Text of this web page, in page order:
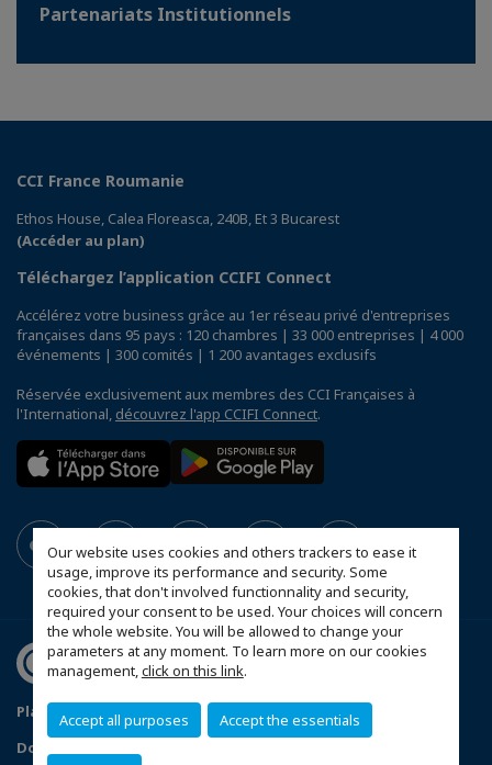
Our website uses cookies and others trackers to ease it
usage, improve its performance and security. Some
cookies, that don't involved functionnality and security,
required your consent to be used. Your choices will concern
the whole website. You will be allowed to change your
parameters at any moment. To learn more on our cookies
management,click on this link.
Accept all purposes Accept the essentials
Partenariats Institutionnels
CCI France Roumanie
Ethos House, Calea Floreasca, 240B, Et 3 Bucarest
(Accéder au plan)
Téléchargez l’application CCIFI Connect
Accélérez votre business grâce au 1er réseau privé d'entreprises
françaises dans 95 pays : 120 chambres | 33 000 entreprises | 4 000
événements | 300 comités | 1 200 avantages exclusifs
Réservée exclusivement aux membres des CCI Françaises à
l'International, découvrez l'app CCIFI Connect.
Plan du site Statut CCIFER
Mentions légales
Données personnelles